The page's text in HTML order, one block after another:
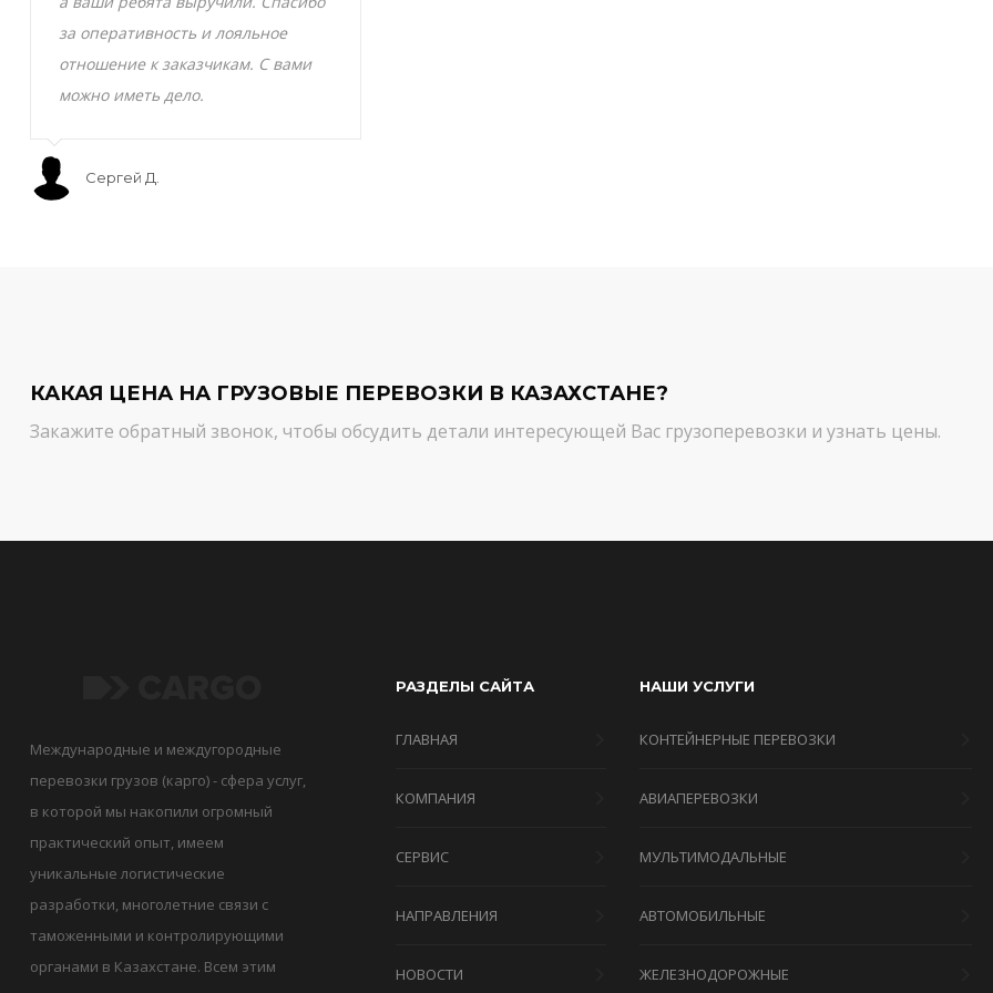
за оперативность и лояльное
отношение к заказчикам. С вами
можно иметь дело.
Сергей Д.
КАКАЯ ЦЕНА НА ГРУЗОВЫЕ ПЕРЕВОЗКИ В КАЗАХСТАНЕ?
Закажите обратный звонок, чтобы обсудить детали интересующей Вас грузоперевозки и узнать цены.
Международные и междугородные
перевозки грузов (карго) - сфера услуг,
в которой мы накопили огромный
практический опыт, имеем
уникальные логистические
разработки, многолетние связи с
таможенными и контролирующими
органами в Казахстане. Всем этим
РАЗДЕЛЫ САЙТА
ГЛАВНАЯ
КОМПАНИЯ
СЕРВИС
НАПРАВЛЕНИЯ
НОВОСТИ
НАШИ УСЛУГИ
КОНТЕЙНЕРНЫЕ ПЕРЕВОЗКИ
АВИАПЕРЕВОЗКИ
МУЛЬТИМОДАЛЬНЫЕ
АВТОМОБИЛЬНЫЕ
ЖЕЛЕЗНОДОРОЖНЫЕ